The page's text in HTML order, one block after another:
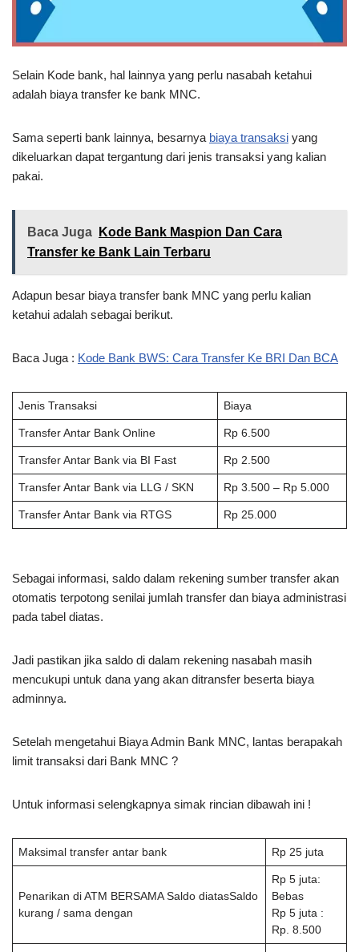
Selain Kode bank, hal lainnya yang perlu nasabah ketahui
adalah biaya transfer ke bank MNC.
Sama seperti bank lainnya, besarnya biaya transaksi yang
dikeluarkan dapat tergantung dari jenis transaksi yang kalian
pakai.
Baca Juga
Kode Bank Maspion Dan Cara
Transfer ke Bank Lain Terbaru
Adapun besar biaya transfer bank MNC yang perlu kalian
ketahui adalah sebagai berikut.
Baca Juga : Kode Bank BWS: Cara Transfer Ke BRI Dan BCA
Jenis Transaksi Biaya
Transfer Antar Bank Online Rp 6.500
Transfer Antar Bank via BI Fast Rp 2.500
Transfer Antar Bank via LLG / SKN Rp 3.500 – Rp 5.000
Transfer Antar Bank via RTGS Rp 25.000
Sebagai informasi, saldo dalam rekening sumber transfer akan
otomatis terpotong senilai jumlah transfer dan biaya administrasi
pada tabel diatas.
Jadi pastikan jika saldo di dalam rekening nasabah masih
mencukupi untuk dana yang akan ditransfer beserta biaya
adminnya.
Setelah mengetahui Biaya Admin Bank MNC, lantas berapakah
limit transaksi dari Bank MNC ?
Untuk informasi selengkapnya simak rincian dibawah ini !
Maksimal transfer antar bank Rp 25 juta
Penarikan di ATM BERSAMA Saldo diatasSaldo
kurang / sama dengan
Rp 5 juta:
Bebas
Rp 5 juta :
Rp. 8.500